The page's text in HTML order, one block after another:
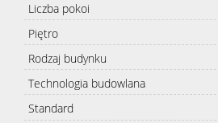
Liczba pokoi
Piętro
Rodzaj budynku
Technologia budowlana
Standard